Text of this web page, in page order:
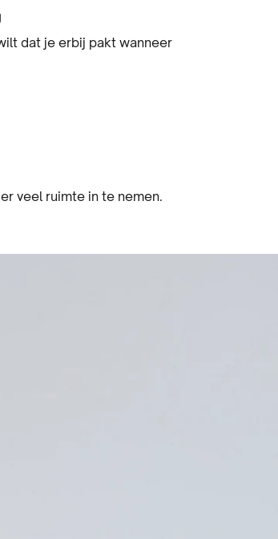
dat je erbij pakt wanneer
veel ruimte in te nemen.